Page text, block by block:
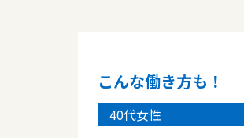
こんな働き方も！
40代女性